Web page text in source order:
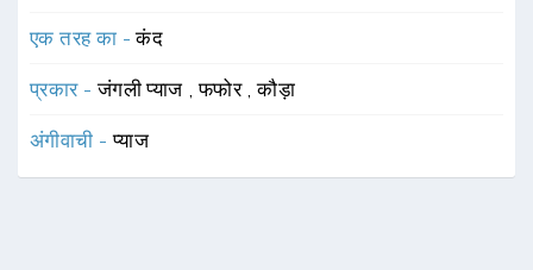
एक तरह का -कंद
प्रकार -जंगली प्याज ,फफोर ,कौड़ा
अंगीवाची -प्याज